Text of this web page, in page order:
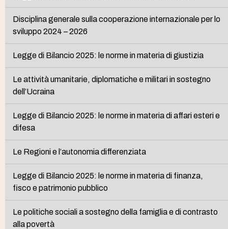
Disciplina generale sulla cooperazione internazionale per lo
sviluppo 2024 – 2026
Legge di Bilancio 2025: le norme in materia di giustizia
Le attività umanitarie, diplomatiche e militari in sostegno
dell’Ucraina
Legge di Bilancio 2025: le norme in materia di affari esteri e
difesa
Le Regioni e l’autonomia differenziata
Legge di Bilancio 2025: le norme in materia di finanza,
fisco e patrimonio pubblico
Le politiche sociali a sostegno della famiglia e di contrasto
alla povertà